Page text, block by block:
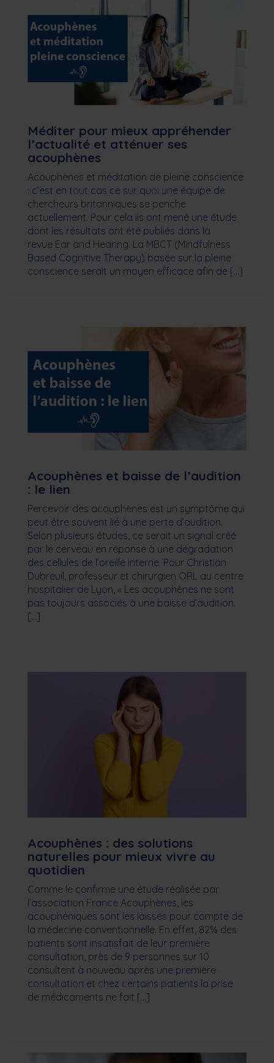
Méditer pour mieux appréhender
l’actualité et atténuer ses
acouphènes
Acouphènes et méditation de pleine conscience
: c’est en tout cas ce sur quoi une équipe de
chercheurs britanniques se penche
actuellement. Pour cela ils ont mené une étude
dont les résultats ont été publiés dans la
revue Ear and Hearing. La MBCT (Mindfulness
Based Cognitive Therapy) basée sur la pleine
conscience serait un moyen efficace afin de […]
Acouphènes et baisse de l’audition
: le lien
Percevoir des acouphènes est un symptôme qui
peut être souvent lié à une perte d’audition.
Selon plusieurs études, ce serait un signal créé
par le cerveau en réponse à une dégradation
des cellules de l’oreille interne. Pour Christian
Dubreuil, professeur et chirurgien ORL au centre
hospitalier de Lyon, « Les acouphènes ne sont
pas toujours associés à une baisse d’audition.
[…]
Acouphènes : des solutions
naturelles pour mieux vivre au
quotidien
Comme le confirme une étude réalisée par
l’association France Acouphènes, les
acouphéniques sont les laissés pour compte de
la médecine conventionnelle. En effet, 82% des
patients sont insatisfait de leur première
consultation, près de 9 personnes sur 10
consultent à nouveau après une première
consultation et chez certains patients la prise
de médicaments ne fait […]